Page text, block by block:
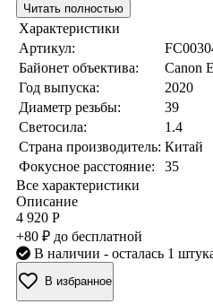
Читать полностью
Характеристики
Артикул:
Байонет объектива:
Canon
Год выпуска:
2020
Диаметр резьбы:
39
Светосила:
1.4
Страна производитель: Китай
Фокусное расстояние:
35
Все характеристики
Описание
4 920 Р
+80 ₽ до бесплатной
В наличии - осталась 1
В избранное